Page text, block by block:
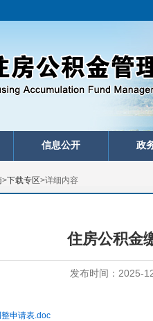
信息公开 政
>下载专区>详细内容
住房公积金
发布时间：2025-
申请表.doc